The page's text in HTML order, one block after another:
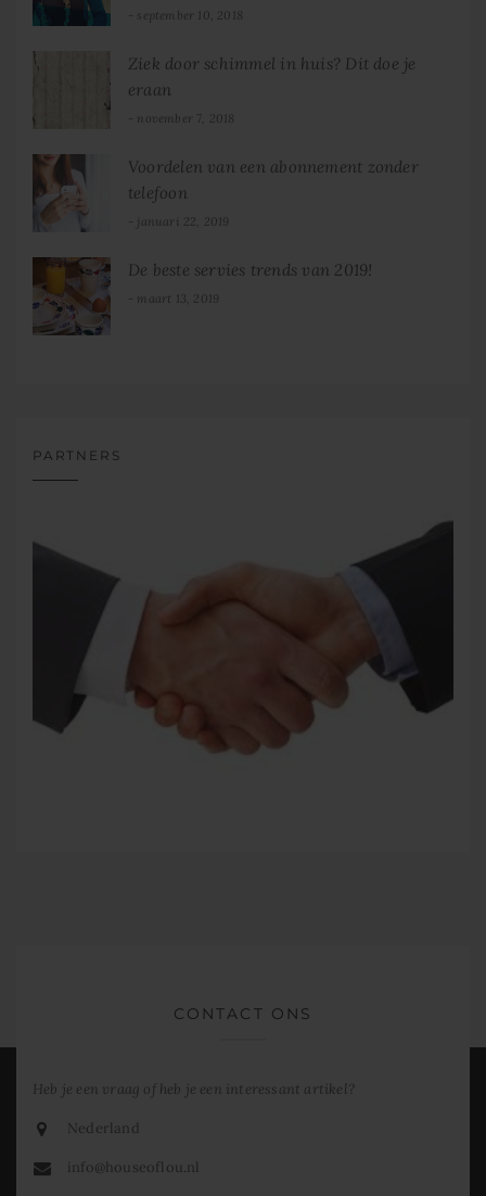
september 10, 2018
Ziek door schimmel in huis? Dit doe je
eraan
november 7, 2018
Voordelen van een abonnement zonder
telefoon
januari 22, 2019
De beste servies trends van 2019!
maart 13, 2019
PARTNERS
CONTACT ONS
Heb je een vraag of heb je een interessant artikel?
Nederland
info@houseoflou.nl